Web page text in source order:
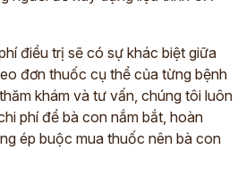
điều trị sẽ có sự khác biệt giữa
đơn thuốc cụ thể của từng bệnh
khám và tư vấn, chúng tôi luôn
phí để bà con nắm bắt, hoàn
ép buộc mua thuốc nên bà con